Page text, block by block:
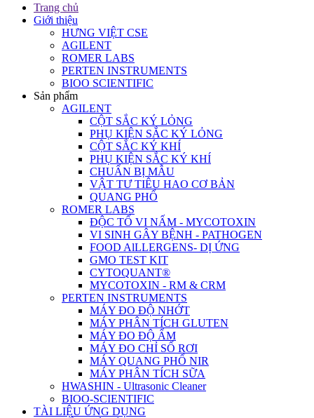
Trang chủ
Giới thiệu
HƯNG VIỆT CSE
AGILENT
ROMER LABS
PERTEN INSTRUMENTS
BIOO SCIENTIFIC
Sản phẩm
AGILENT
CỘT SẮC KÝ LỎNG
PHỤ KIỆN SẮC KÝ LỎNG
CỘT SẮC KÝ KHÍ
PHỤ KIỆN SẮC KÝ KHÍ
CHUẨN BỊ MẪU
VẬT TƯ TIÊU HAO CƠ BẢN
QUANG PHỔ
ROMER LABS
ĐỘC TỐ VI NẤM - MYCOTOXIN
VI SINH GÂY BỆNH - PATHOGEN
FOOD AlLLERGENS- DỊ ỨNG
GMO TEST KIT
CYTOQUANT®
MYCOTOXIN - RM & CRM
PERTEN INSTRUMENTS
MÁY ĐO ĐỘ NHỚT
MÁY PHÂN TÍCH GLUTEN
MÁY ĐO ĐỘ ẨM
MÁY ĐO CHỈ SỐ RƠI
MÁY QUANG PHỔ NIR
MÁY PHÂN TÍCH SỮA
HWASHIN - Ultrasonic Cleaner
BIOO-SCIENTIFIC
TÀI LIỆU ỨNG DỤNG